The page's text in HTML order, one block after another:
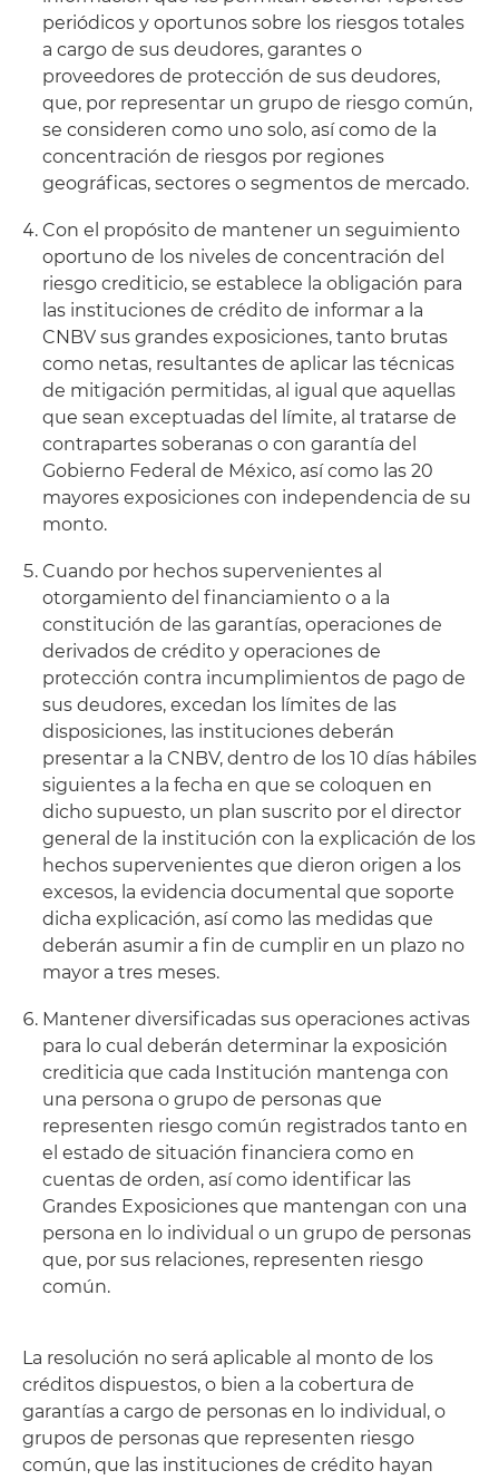
periódicos y oportunos sobre los riesgos totales
a cargo de sus deudores, garantes o
proveedores de protección de sus deudores,
que, por representar un grupo de riesgo común,
se consideren como uno solo, así como de la
concentración de riesgos por regiones
geográficas, sectores o segmentos de mercado.
Con el propósito de mantener un seguimiento
oportuno de los niveles de concentración del
riesgo crediticio, se establece la obligación para
las instituciones de crédito de informar a la
CNBV sus grandes exposiciones, tanto brutas
como netas, resultantes de aplicar las técnicas
de mitigación permitidas, al igual que aquellas
que sean exceptuadas del límite, al tratarse de
contrapartes soberanas o con garantía del
Gobierno Federal de México, así como las 20
mayores exposiciones con independencia de su
monto.
Cuando por hechos supervenientes al
otorgamiento del financiamiento o a la
constitución de las garantías, operaciones de
derivados de crédito y operaciones de
protección contra incumplimientos de pago de
sus deudores, excedan los límites de las
disposiciones, las instituciones deberán
presentar a la CNBV, dentro de los 10 días hábiles
siguientes a la fecha en que se coloquen en
dicho supuesto, un plan suscrito por el director
general de la institución con la explicación de los
hechos supervenientes que dieron origen a los
excesos, la evidencia documental que soporte
dicha explicación, así como las medidas que
deberán asumir a fin de cumplir en un plazo no
mayor a tres meses.
Mantener diversificadas sus operaciones activas
para lo cual deberán determinar la exposición
crediticia que cada Institución mantenga con
una persona o grupo de personas que
representen riesgo común registrados tanto en
el estado de situación financiera como en
cuentas de orden, así como identificar las
Grandes Exposiciones que mantengan con una
persona en lo individual o un grupo de personas
que, por sus relaciones, representen riesgo
común.
La resolución no será aplicable al monto de los
créditos dispuestos, o bien a la cobertura de
garantías a cargo de personas en lo individual, o
grupos de personas que representen riesgo
común, que las instituciones de crédito hayan